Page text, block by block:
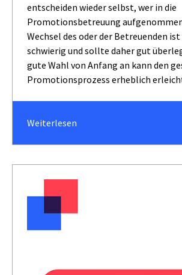
entscheiden wieder selbst, wer in die
Promotionsbetreuung
Wechsel des oder der Betreuenden
schwierig und sollte daher gut
gute Wahl von Anfang an kann den
Promotionsprozess erheblich
Weiterlesen